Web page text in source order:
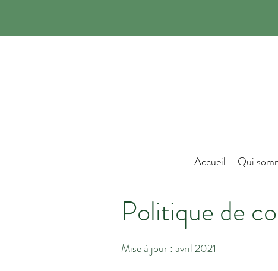
Accueil Qui
Politique de
Mise à jour : avril 2021